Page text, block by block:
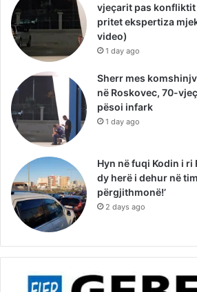
vjeçarit pas konfliktit
pritet ekspertiza
video)
1 day ago
Sherr mes
në Roskovec, 70-
pësoi infark
1 day ago
Hyn në fuqi Kodin i ri
dy herë i dehur në
përgjithmonë!’
2 days ago